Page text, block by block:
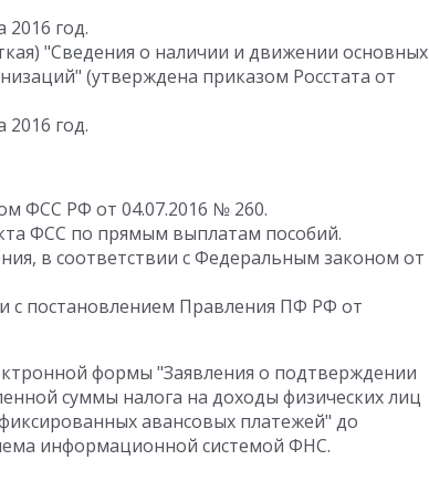
2016 год.
"Сведения о наличии и движении основных
(утверждена приказом Росстата от
2016 год.
ФСС РФ от 04.07.2016 № 260.
ФСС по прямым выплатам пособий.
в соответствии с Федеральным законом от
с постановлением Правления ПФ РФ от
формы "Заявления о подтверждении
суммы налога на доходы физических лиц
авансовых платежей" до
информационной системой ФНС.